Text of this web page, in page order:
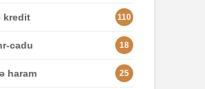
kredit 110
cadu 18
haram 25